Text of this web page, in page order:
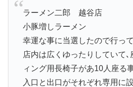
ラーメン二郎 越谷店
小豚増しラーメン
幸運な事に当選したので行って
店内は広くゆったりしていて､
ィング用長椅子があ10人座る
入口と出口がそれぞれ専用に